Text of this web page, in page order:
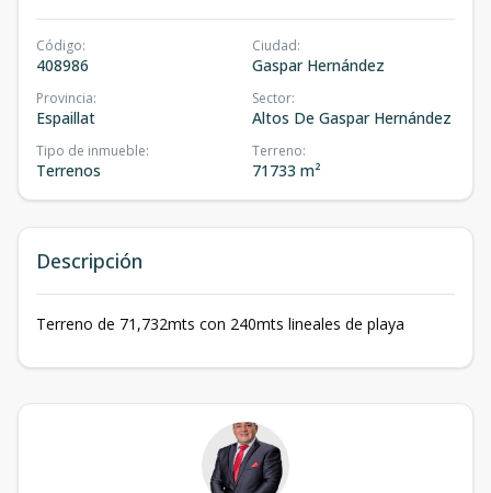
Código:
408986
Ciudad:
Gaspar Hernández
Provincia:
Espaillat
Sector:
Altos De Gaspar Hernández
Tipo de inmueble:
Terrenos
Terreno:
71733 m²
Descripción
Terreno de 71,732mts con 240mts lineales de playa